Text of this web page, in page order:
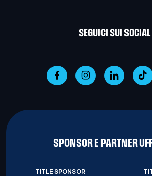
SEGUICI SUI SOCIAL
SPONSOR E PARTNER
TITLE SPONSOR